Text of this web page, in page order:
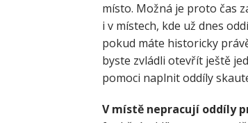
místo. Možná je proto čas
i v místech, kde už dnes
pokud máte historicky
byste zvládli otevřít ještě
pomoci naplnit oddíly
V místě nepracují oddíly